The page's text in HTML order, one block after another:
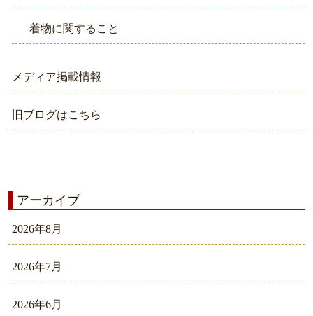
着物に関すること
メディア掲載情報
旧ブログはこちら
アーカイブ
2026年8月
2026年7月
2026年6月